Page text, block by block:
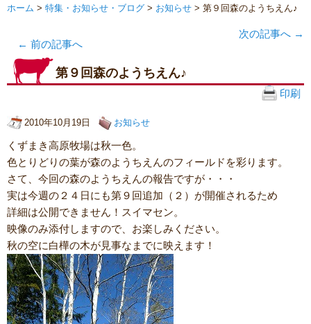
ホーム > 特集・お知らせ・ブログ > お知らせ > 第９回森のようちえん♪
← 前の記事へ
次の記事へ →
第９回森のようちえん♪
印刷
2010年10月19日 お知らせ
くずまき高原牧場は秋一色。
色とりどりの葉が森のようちえんのフィールドを彩ります。
さて、今回の森のようちえんの報告ですが・・・
実は今週の２４日にも第９回追加（２）が開催されるため
詳細は公開できません！スイマセン。
映像のみ添付しますので、お楽しみください。
秋の空に白樺の木が見事なまでに映えます！